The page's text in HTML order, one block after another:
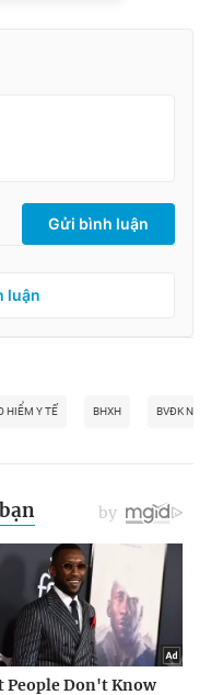
Gửi bình luận
luận
HIỂM Y TẾ BHXH BVĐK